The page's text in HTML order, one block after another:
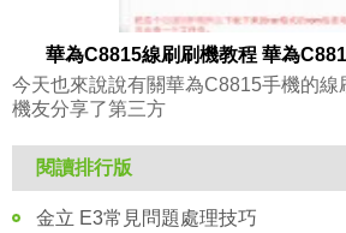
華為C8815線刷刷機教程 華為
今天也來說說有關華為C8815手機的線
機友分享了第三方
閱讀排行版
金立 E3常見問題處理技巧